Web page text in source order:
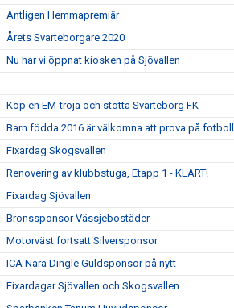
Äntligen Hemmapremiär
Årets Svarteborgare 2020
Nu har vi öppnat kiosken på Sjövallen
Köp en EM-tröja och stötta Svarteborg FK
Barn födda 2016 är välkomna att prova på
Fixardag Skogsvallen
Renovering av klubbstuga, Etapp 1 - KLART!
Fixardag Sjövallen
Bronssponsor Vässjebostäder
Motorväst fortsatt Silversponsor
ICA Nära Dingle Guldsponsor på nytt
Fixardagar Sjövallen och Skogsvallen